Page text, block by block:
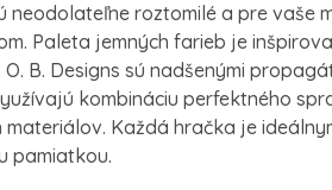
neodolateľne roztomilé a pre vaše
Paleta jemných farieb je
O. B. Designs sú nadšenými
kombináciu perfektného
materiálov. Každá hračka je
pamiatkou.